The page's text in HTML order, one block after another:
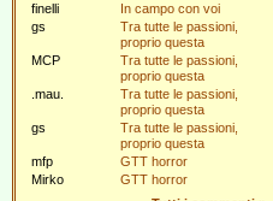
finelli
In campo con voi
gs
Tra tutte le passioni,
proprio questa
MCP
Tra tutte le passioni,
proprio questa
.mau.
Tra tutte le passioni,
proprio questa
gs
Tra tutte le passioni,
proprio questa
mfp
GTT horror
Mirko
GTT horror